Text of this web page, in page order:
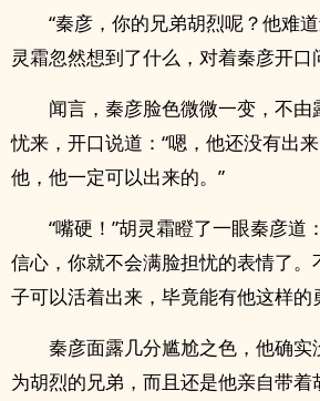
“秦彦，你的兄弟胡烈呢？他难
灵霜忽然想到了什么，对着秦彦开口
闻言，秦彦脸色微微一变，不由
忧来，开口说道：“嗯，他还没有出
他，他一定可以出来的。”
“嘴硬！”胡灵霜瞪了一眼秦彦道
信心，你就不会满脸担忧的表情了
子可以活着出来，毕竟能有他这样的
秦彦面露几分尴尬之色，他确
为胡烈的兄弟，而且还是他亲自带